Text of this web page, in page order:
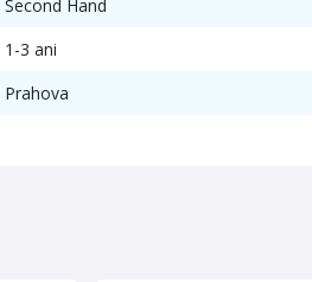
Second Hand
1-3 ani
Prahova